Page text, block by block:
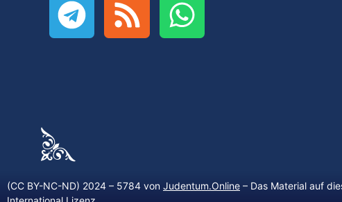
(CC BY-NC-ND) 2024 – 5784 von Judentum.Online – Das Material auf